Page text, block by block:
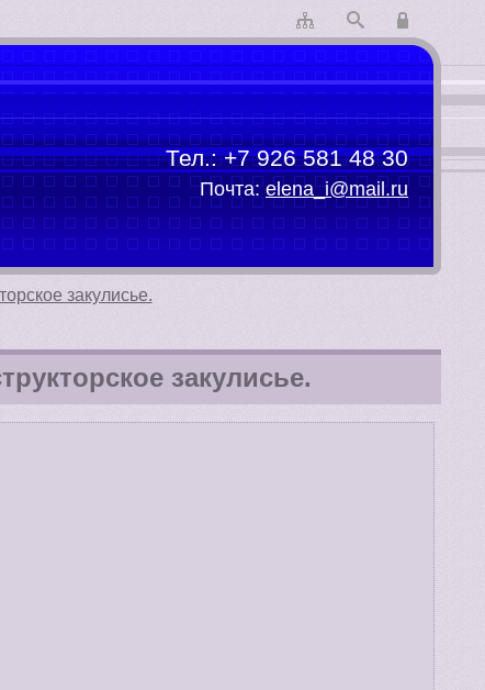
Тел.:+7 926 581 48 30
Почта:elena_i@mail.ru
закулисье.
закулисье.